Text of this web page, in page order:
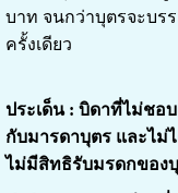
บาท จนกว่าบุตรจะบร
ครั้งเดียว
ประเด็น : บิดาที่ไม่ชอ
กับมารดาบุตร และไม่
ไม่มีสิทธิรับมรดกของ